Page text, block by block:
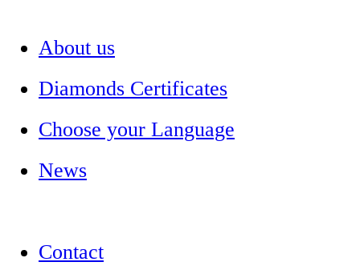
About us
Diamonds Certificates
Choose your Language
News
Contact